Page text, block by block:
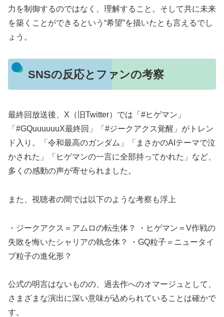
力を制御するのではなく、理解すること。そして共に未来
を築くことができるという“希望”を描いたとも言えるでし
ょう。
SNSの反応とファンの考察
最終回放送後、X（旧Twitter）では「#ヒゲマン」
「#GQuuuuuuX最終回」「#ジークアクス覚醒」がトレン
ド入り。「令和最高のガンダム」「まさかのAIテーマで泣
かされた」「ヒゲマンの一言に全部持ってかれた」など、
多くの感動の声が寄せられました。
また、視聴者の間では以下のような考察も浮上
・ジークアクス＝アムロの転生体？ ・ヒゲマン＝V作戦の
失敗を悔いたシャリアの執念体？ ・GQ粒子＝ニュータイ
プ粒子の進化形？
公式の明言はないものの、過去作へのオマージュとして、
さまざまな演出に深い意味が込められていることは確かで
す。